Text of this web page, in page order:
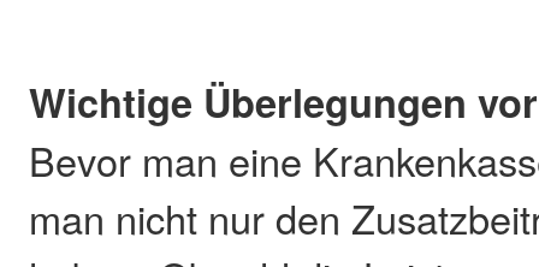
Wichtige Überlegungen
Bevor man eine
man nicht nur den